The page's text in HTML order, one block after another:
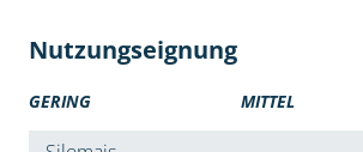
Nutzungseignung
GERING MITTEL